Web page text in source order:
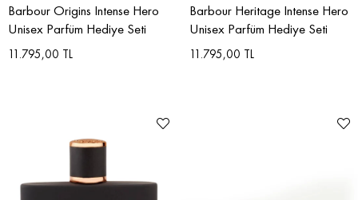
Barbour Origins Intense Hero
Unisex Parfüm Hediye Seti
11.795,00 TL
Barbour Heritage Intense Hero
Unisex Parfüm Hediye Seti
11.795,00 TL